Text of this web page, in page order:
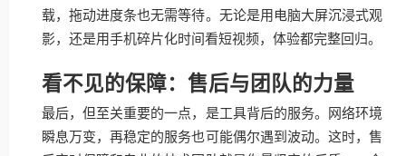
载，拖动进度条也无需等待。无论是用电脑大屏沉浸式观
影，还是用手机碎片化时间看短视频，体验都完整回归。
看不见的保障：售后与团队的力量
最后，但至关重要的一点，是工具背后的服务。网络环境
瞬息万变，再稳定的服务也可能偶尔遇到波动。这时，售